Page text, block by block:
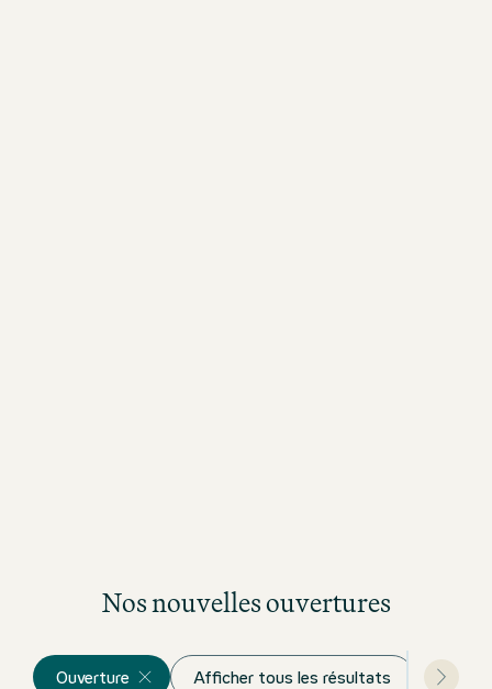
Nos nouvelles ouvertures
Ouverture Afficher tous les résultats